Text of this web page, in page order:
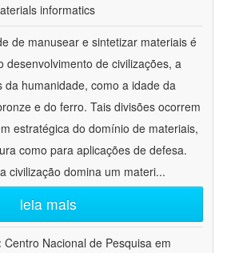
informatics
de manusear e sintetizar materiais é
desenvolvimento de civilizações, a
da humanidade, como a idade da
e do ferro. Tais divisões ocorrem
estratégica do domínio de materiais,
como para aplicações de defesa.
civilização domina um materi...
leia mais
Centro Nacional de Pesquisa em